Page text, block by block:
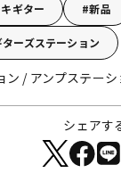
ギター 新品
ターズステーション
ン / アンプステー
シェアす